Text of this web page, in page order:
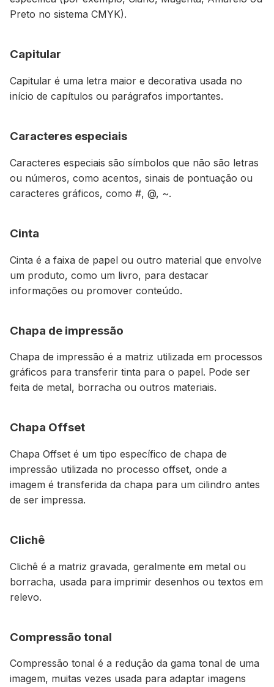
Preto no sistema CMYK).
Capitular
Capitular é uma letra maior e decorativa usada no
início de capítulos ou parágrafos importantes.
Caracteres especiais
Caracteres especiais são símbolos que não são letras
ou números, como acentos, sinais de pontuação ou
caracteres gráficos, como #, @, ~.
Cinta
Cinta é a faixa de papel ou outro material que envolve
um produto, como um livro, para destacar
informações ou promover conteúdo.
Chapa de impressão
Chapa de impressão é a matriz utilizada em processos
gráficos para transferir tinta para o papel. Pode ser
feita de metal, borracha ou outros materiais.
Chapa Offset
Chapa Offset é um tipo específico de chapa de
impressão utilizada no processo offset, onde a
imagem é transferida da chapa para um cilindro antes
de ser impressa.
Clichê
Clichê é a matriz gravada, geralmente em metal ou
borracha, usada para imprimir desenhos ou textos em
relevo.
Compressão tonal
Compressão tonal é a redução da gama tonal de uma
imagem, muitas vezes usada para adaptar imagens